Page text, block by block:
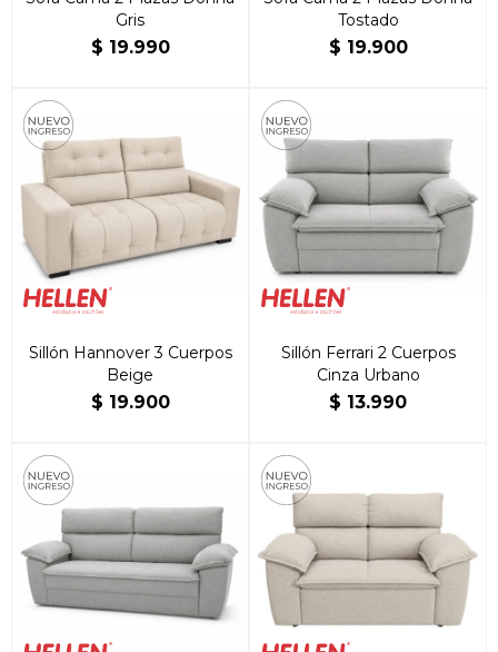
Gris
$ 19.990
Tostado
$ 19.900
Sillón Hannover 3 Cuerpos
Beige
$ 19.900
Sillón Ferrari 2 Cuerpos
Cinza Urbano
$ 13.990